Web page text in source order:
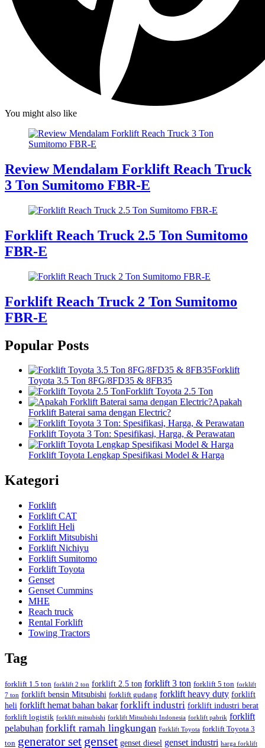
You might also like
Review Mendalam Forklift Reach Truck
3 Ton Sumitomo FBR-E
Forklift Reach Truck 2.5 Ton Sumitomo
FBR-E
Forklift Reach Truck 2 Ton Sumitomo
FBR-E
Popular Posts
Forklift
Toyota 3.5 Ton 8FG/8FD35 & 8FB35
Forklift Toyota 2.5 Ton
Apakah
Forklift Baterai sama dengan Electric?
Forklift Toyota 3 Ton: Spesifikasi, Harga, & Perawatan
Forklift Toyota Lengkap Spesifikasi Model & Harga
Kategori
Forklift
Forklift CAT
Forklift Heli
Forklift Mitsubishi
Forklift Nichiyu
Forklift Sumitomo
Forklift Toyota
Genset
Genset Cummins
MHE
Reach truck
Rental Forklift
Towing Tractors
Tag
forklift 1.5 ton forklift 2 ton forklift 2.5 ton forklift 3 ton forklift 5 ton forklift
7 ton forklift bensin Mitsubishi forklift gudang forklift heavy duty forklift
heli forklift hemat bahan bakar forklift industri forklift industri berat
forklift logistik forklift mitsubishi forklift Mitsubishi Indonesia forklift pabrik forklift
pelabuhan forklift ramah lingkungan Forklift Toyota forklift Toyota 3
ton generator set genset genset diesel genset industri harga forklift